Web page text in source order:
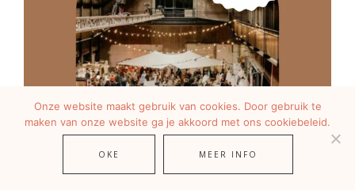
Onze website maakt gebruik van cookies. Door gebruik te
maken van onze website ga je akkoord met ons cookiebeleid.
OKE MEER INFO